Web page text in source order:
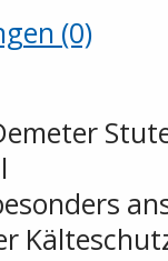
(0)